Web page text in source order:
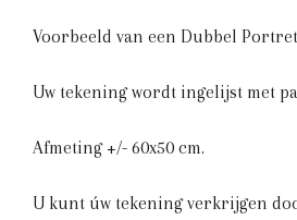
Voorbeeld van een Dubbel
Uw tekening wordt ingelijst met
Afmeting +/- 60x50 cm.
U kunt úw tekening verkrijgen